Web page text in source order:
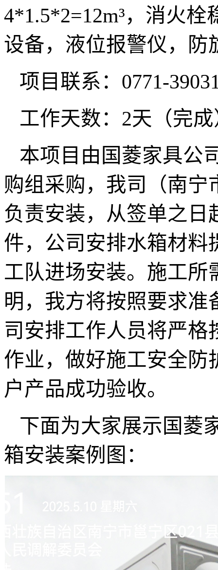
4*1.5*2=12m³，消火
设备，液位报警仪，防
项目联系： 0771-
工作天数： 2天（完
本项目由国菱家具公
购组采购，我司（南
负责安装，从签单之日
件，公司安排水箱材料
工队进场安装。施工所
明，我方将按照要求
司安排工作人员将严
作业，做好施工安全防
户产品成功验收。
下面为大家展示国菱
箱安装案例图：